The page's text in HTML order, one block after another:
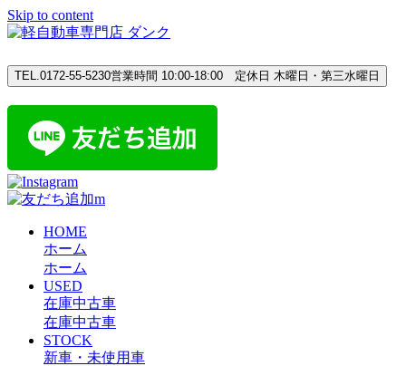
Skip to content
TEL.0172-55-5230営業時間 10:00-18:00 定休日 木曜日・第三水曜日
HOME
ホーム
ホーム
USED
在庫中古車
在庫中古車
STOCK
新車・未使用車